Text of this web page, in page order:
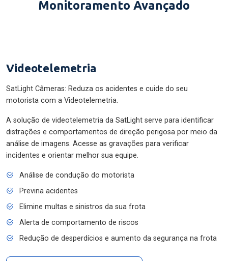
Monitoramento Avançado
Videotelemetria
SatLight Câmeras: Reduza os acidentes e cuide do seu
motorista com a Videotelemetria.
A solução de videotelemetria da SatLight serve para identificar
distrações e comportamentos de direção perigosa por meio da
análise de imagens. Acesse as gravações para verificar
incidentes e orientar melhor sua equipe.
Análise de condução do motorista
Previna acidentes
Elimine multas e sinistros da sua frota
Alerta de comportamento de riscos
Redução de desperdícios e aumento da segurança na frota